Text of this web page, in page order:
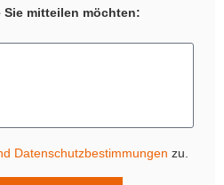
mitteilen möchten:
Datenschutzbestimmungen zu.